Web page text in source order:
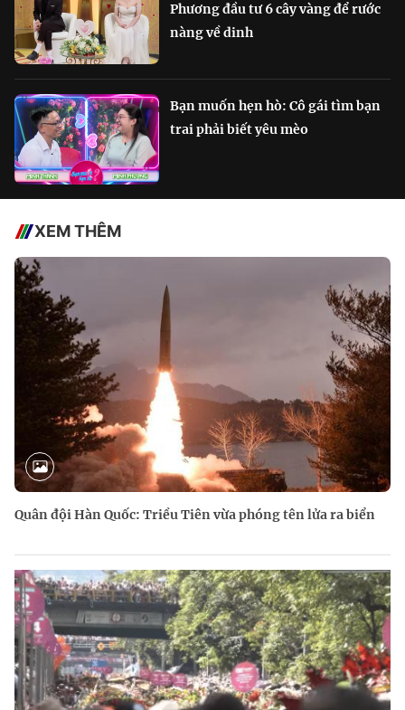
Phương đầu tư 6 cây vàng để rước
nàng về dinh
Bạn muốn hẹn hò: Cô gái tìm bạn
trai phải biết yêu mèo
XEM THÊM
Quân đội Hàn Quốc: Triều Tiên vừa phóng tên lửa ra biển